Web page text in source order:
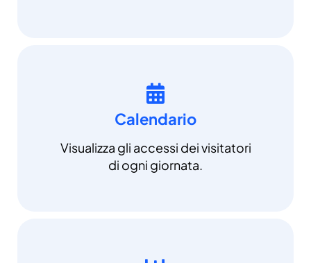
Calendario
Visualizza gli accessi dei visitatori
di ogni giornata.